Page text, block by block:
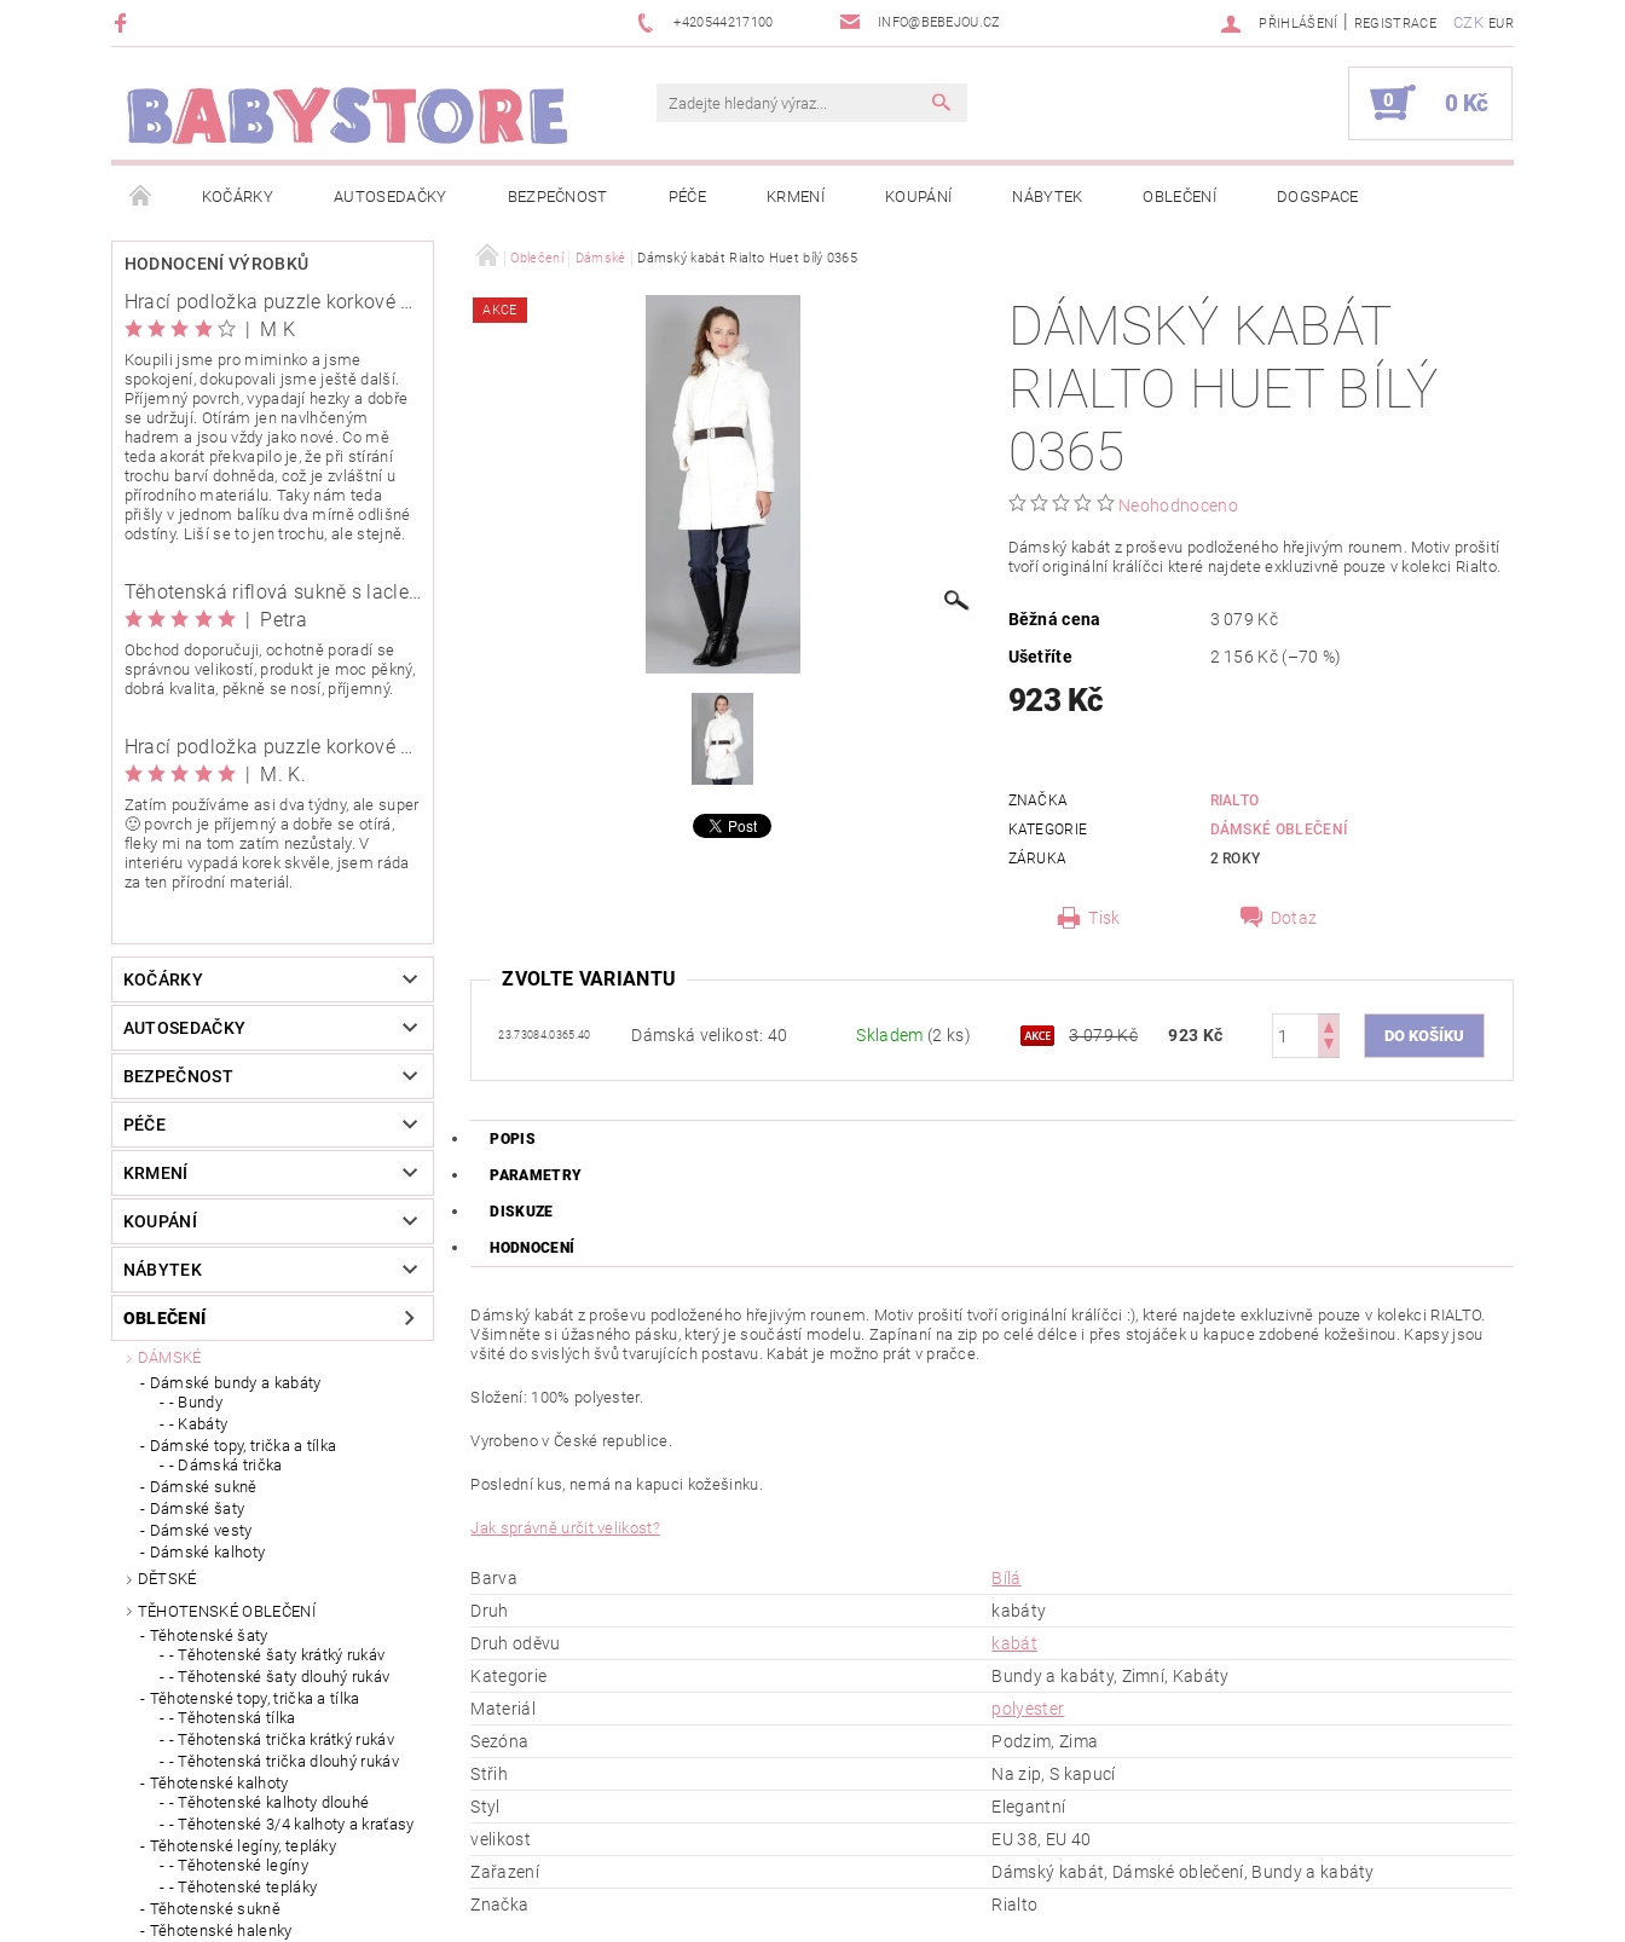
+420544217100 INFO@BEBEJOU.CZ CZK EUR
PŘIHLÁŠENÍ | REGISTRACE
0 0 Kč
KOČÁRKY AUTOSEDAČKY BEZPEČNOST PÉČE KRMENÍ KOUPÁNÍ NÁBYTEK OBLEČENÍ DOGSPACE
METRÁŽ ZNAČKY ROZBALENO NEBO Z VÝSTAVY JAK SPRÁVNĚ ÚRČIT VELIKOST
OBCHODNÍ PODMÍNKY INFORMACE O EVIDENCI TRŽEB EET INFORMACE O ZPRACOVÁNÍ OSOBNÍCH ÚDAJŮ NAPIŠTE NÁM KONTAKTY
O NÁS KARIERA KLUB BABYSTORE ODSTOUPENÍ OD SMLOUVY MOJE OBJEDNÁVKA
HODNOCENÍ VÝROBKŮ
Hrací podložka puzzle korkové 120x120cm
| M K
Koupili jsme pro miminko a jsme
spokojení, dokupovali jsme ještě další.
Příjemný povrch, vypadají hezky a dobře
se udržují. Otírám jen navlhčeným
hadrem a jsou vždy jako nové. Co mě
teda akorát překvapilo je, že při stírání
trochu barví dohněda, což je zvláštní u
přírodního materiálu. Taky nám teda
přišly v jednom balíku dva mírně odlišné
odstíny. Liší se to jen trochu, ale stejně.
Těhotenská riflová sukně s laclem Rialto Wingles 01753
| Petra
Obchod doporučuji, ochotně poradí se
správnou velikostí, produkt je moc pěkný,
dobrá kvalita, pěkně se nosí, příjemný.
Hrací podložka puzzle korkové 90x90 cm
| M. K.
Zatím používáme asi dva týdny, ale super
🙂 povrch je příjemný a dobře se otírá,
fleky mi na tom zatím nezůstaly. V
interiéru vypadá korek skvěle, jsem ráda
za ten přírodní materiál.
KOČÁRKY
AUTOSEDAČKY
BEZPEČNOST
PÉČE
KRMENÍ
KOUPÁNÍ
NÁBYTEK
OBLEČENÍ
DÁMSKÉ
Dámské bundy a kabáty
- Bundy
- Kabáty
Dámské topy, trička a tílka
- Dámská trička
Dámské sukně
Dámské šaty
Dámské vesty
Dámské kalhoty
DĚTSKÉ
TĚHOTENSKÉ OBLEČENÍ
Těhotenské šaty
- Těhotenské šaty krátký rukáv
- Těhotenské šaty dlouhý rukáv
Těhotenské topy, trička a tílka
- Těhotenská tílka
- Těhotenská trička krátký rukáv
- Těhotenská trička dlouhý rukáv
Těhotenské kalhoty
- Těhotenské kalhoty dlouhé
- Těhotenské 3/4 kalhoty a kraťasy
Těhotenské legíny, tepláky
- Těhotenské legíny
- Těhotenské tepláky
Těhotenské sukně
Těhotenské halenky
Oblečení Dámské Dámský kabát Rialto Huet bílý 0365
AKCE
DÁMSKÝ KABÁT
RIALTO HUET BÍLÝ
0365
Neohodnoceno
Dámský kabát z proševu podloženého hřejivým rounem. Motiv prošití
tvoří originální králíčci které najdete exkluzivně pouze v kolekci Rialto.
Běžná cena
3 079 Kč
Ušetříte
2 156 Kč (–70 %)
923 Kč
ZNAČKA
RIALTO
KATEGORIE
DÁMSKÉ OBLEČENÍ
ZÁRUKA
2 ROKY
Tisk Dotaz
ZVOLTE VARIANTU
23.73084.0365.40 Dámská velikost: 40 Skladem (2 ks) 3 079 Kč 923 Kč
POPIS
PARAMETRY
DISKUZE
HODNOCENÍ
Dámský kabát z proševu podloženého hřejivým rounem. Motiv prošití tvoří originální králíčci :), které najdete exkluzivně pouze v kolekci RIALTO.
Všimněte si úžasného pásku, který je součástí modelu. Zapínaní na zip po celé délce i přes stojáček u kapuce zdobené kožešinou. Kapsy jsou
všité do svislých švů tvarujících postavu. Kabát je možno prát v pračce.
Složení: 100% polyester.
Vyrobeno v České republice.
Poslední kus, nemá na kapuci kožešinku.
Jak správně určit velikost?
Barva
Bílá
Druh
kabáty
Druh oděvu
kabát
Kategorie
Bundy a kabáty, Zimní, Kabáty
Materiál
polyester
Sezóna
Podzim, Zima
Střih
Na zip, S kapucí
Styl
Elegantní
velikost
EU 38, EU 40
Zařazení
Dámský kabát, Dámské oblečení, Bundy a kabáty
Značka
Rialto